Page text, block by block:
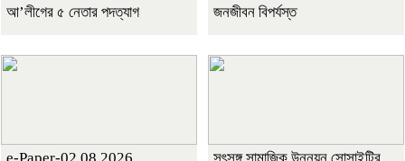
আ’লীগের ৫ নেতার পদত্যাগ
জনজীবন বিপর্যস্ত